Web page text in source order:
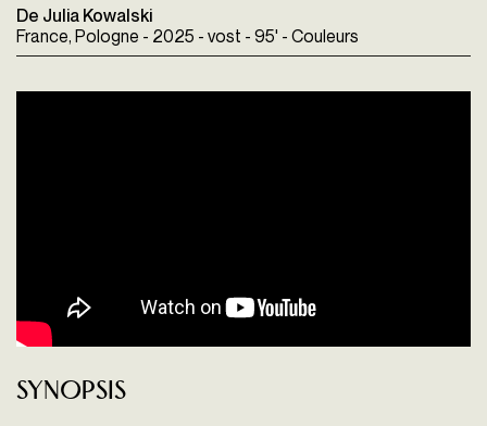
De Julia Kowalski
France, Pologne - 2025 - vost - 95' - Couleurs
Synopsis